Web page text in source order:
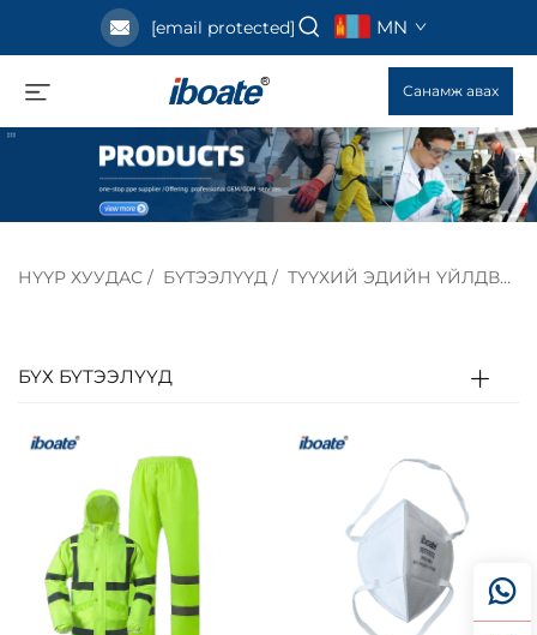
[email protected] MN
Санамж авах
НҮҮР ХУУДАС / БҮТЭЭЛҮҮД / ТҮҮХИЙ ЭДИЙН ҮЙЛДВЭРЛЭЛИЙН ХАМГААЛАЛТЫН ШИЙДЛҮҮД
БҮХ БҮТЭЭЛҮҮД